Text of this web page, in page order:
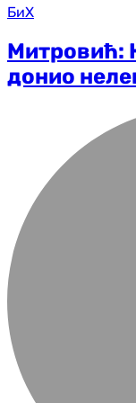
БиХ
Митровић:
донио